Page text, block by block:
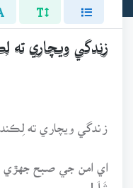
زندگي ويچاري ته
زندگي ويچاري ته
اي امن جي صبح جهڙي
شَلَ!